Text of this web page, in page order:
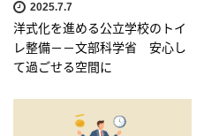
2025.7.7
洋式化を進める公立学校のトイ
レ整備－－文部科学省 安心し
て過ごせる空間に